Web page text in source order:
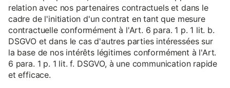
relation avec nos partenaires contractuels et dans le
cadre de l'initiation d'un contrat en tant que mesure
contractuelle conformément à l'Art. 6 para. 1 p. 1 lit. b.
DSGVO et dans le cas d'autres parties intéressées sur
la base de nos intérêts légitimes conformément à l'Art.
6 para. 1 p. 1 lit. f. DSGVO, à une communication rapide
et efficace.